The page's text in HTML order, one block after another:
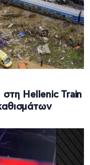
στη Hellenic Train